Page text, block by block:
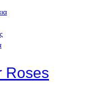
Roses